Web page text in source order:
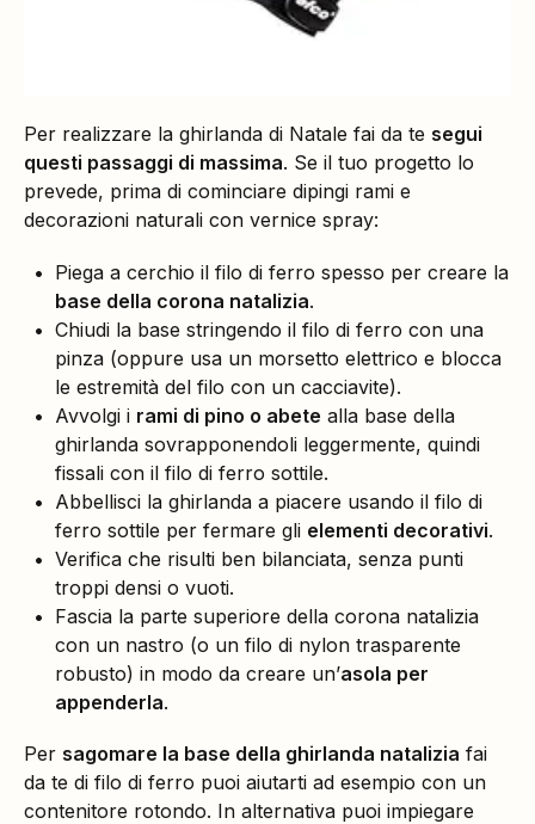
Per realizzare la ghirlanda di Natale fai da te segui
questi passaggi di massima. Se il tuo progetto lo
prevede, prima di cominciare dipingi rami e
decorazioni naturali con vernice spray:
Piega a cerchio il filo di ferro spesso per creare la
base della corona natalizia.
Chiudi la base stringendo il filo di ferro con una
pinza (oppure usa un morsetto elettrico e blocca
le estremità del filo con un cacciavite).
Avvolgi i rami di pino o abete alla base della
ghirlanda sovrapponendoli leggermente, quindi
fissali con il filo di ferro sottile.
Abbellisci la ghirlanda a piacere usando il filo di
ferro sottile per fermare gli elementi decorativi.
Verifica che risulti ben bilanciata, senza punti
troppi densi o vuoti.
Fascia la parte superiore della corona natalizia
con un nastro (o un filo di nylon trasparente
robusto) in modo da creare un’asola per
appenderla.
Per sagomare la base della ghirlanda natalizia fai
da te di filo di ferro puoi aiutarti ad esempio con un
contenitore rotondo. In alternativa puoi impiegare